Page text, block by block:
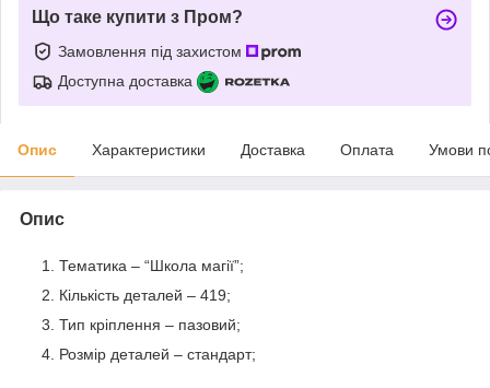
Що таке купити з Пром?
Замовлення під захистом
Доступна доставка
Опис Характеристики Доставка Оплата Умови
Опис
Тематика – “Школа магії”;
Кількість деталей – 419;
Тип кріплення – пазовий;
Розмір деталей – стандарт;